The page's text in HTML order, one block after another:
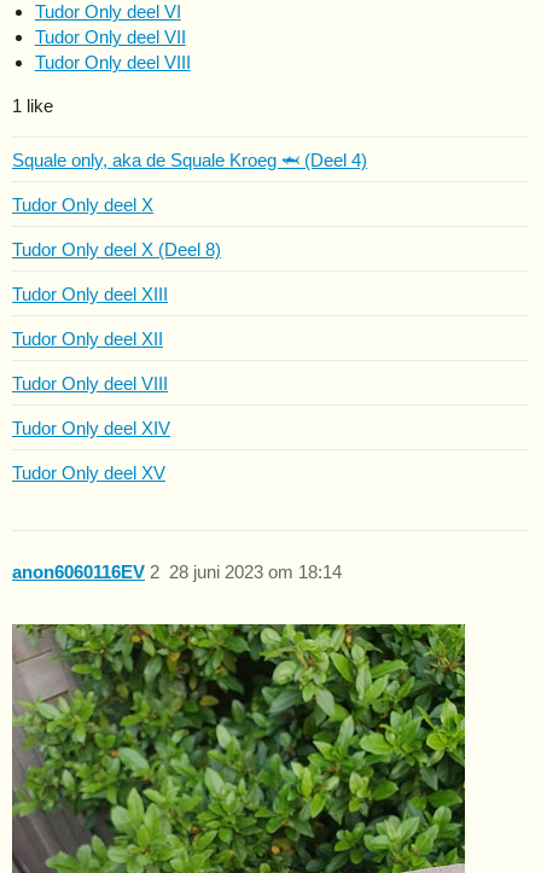
Tudor Only deel VI
Tudor Only deel VII
Tudor Only deel VIII
1 like
Squale only, aka de Squale Kroeg 🦈 (Deel 4)
Tudor Only deel X
Tudor Only deel X (Deel 8)
Tudor Only deel XIII
Tudor Only deel XII
Tudor Only deel VIII
Tudor Only deel XIV
Tudor Only deel XV
anon6060116EV 28 juni 2023 om 18:14
2